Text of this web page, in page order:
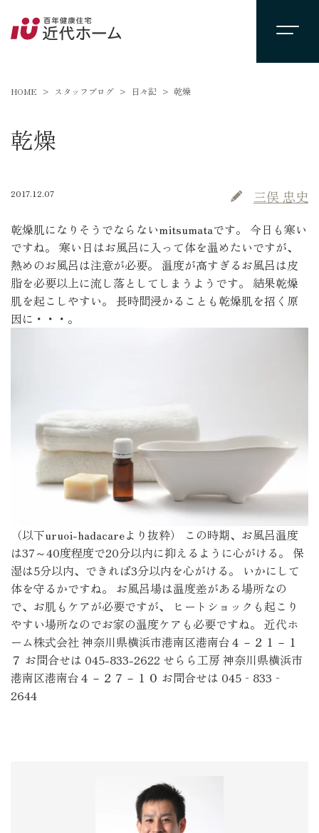
HOME スタッフブログ 日々記 乾燥
乾燥
2017.12.07 三俣 忠史
乾燥肌になりそうでならないmitsumataです。 今日も寒い
ですね。 寒い日はお風呂に入って体を温めたいですが、
熱めのお風呂は注意が必要。 温度が高すぎるお風呂は皮
脂を必要以上に流し落としてしまうようです。 結果乾燥
肌を起こしやすい。 長時間浸かることも乾燥肌を招く原
因に・・・。
（以下uruoi-hadacareより抜粋） この時期、お風呂温度
は37～40度程度で20分以内に抑えるように心がける。 保
湿は5分以内、できれば3分以内を心がける。 いかにして
体を守るかですね。 お風呂場は温度差がある場所なの
で、お肌もケアが必要ですが、 ヒートショックも起こり
やすい場所なのでお家の温度ケアも必要ですね。 近代ホ
ーム株式会社 神奈川県横浜市港南区港南台４－２１－１
７ お問合せは 045-833-2622 せらら工房 神奈川県横浜市
港南区港南台４－２７－１０ お問合せは 045‐833‐
2644